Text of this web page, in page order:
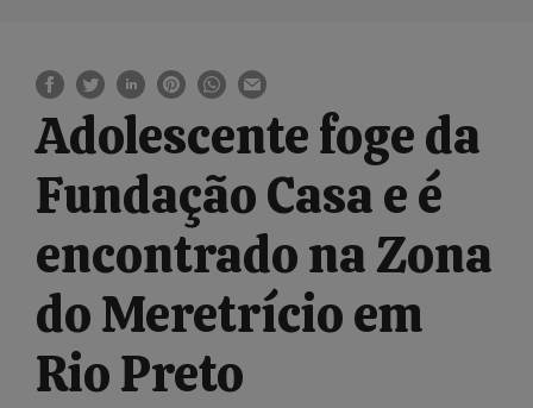
Adolescente foge da
Fundação Casa e é
encontrado na Zona
do Meretrício em
Rio Preto